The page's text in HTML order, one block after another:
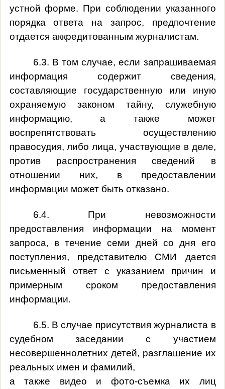
устной форме. При соблюдении указанного
порядка ответа на запрос, предпочтение
отдается аккредитованным журналистам.
6.3. В том случае, если запрашиваемая
информация содержит сведения,
составляющие государственную или иную
охраняемую законом тайну, служебную
информацию, а также может
воспрепятствовать осуществлению
правосудия, либо лица, участвующие в деле,
против распространения сведений в
отношении них, в предоставлении
информации может быть отказано.
6.4. При невозможности
предоставления информации на момент
запроса, в течение семи дней со дня его
поступления, представителю СМИ дается
письменный ответ с указанием причин и
примерным сроком предоставления
информации.
6.5. В случае присутствия журналиста в
судебном заседании с участием
несовершеннолетних детей, разглашение их
реальных имен и фамилий,
а также видео и фото-съемка их лиц